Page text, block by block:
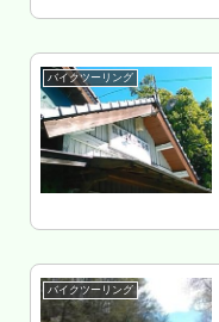
バイクツーリング
バイクツーリング